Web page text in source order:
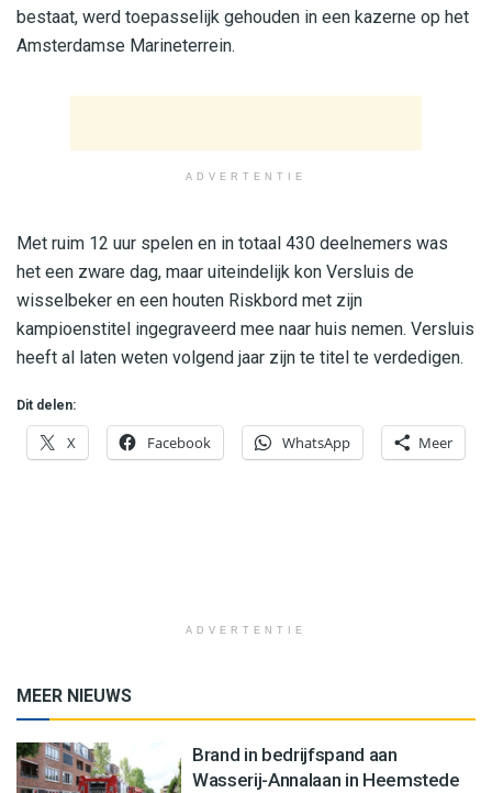
bestaat, werd toepasselijk gehouden in een kazerne op het
Amsterdamse Marineterrein.
ADVERTENTIE
Met ruim 12 uur spelen en in totaal 430 deelnemers was
het een zware dag, maar uiteindelijk kon Versluis de
wisselbeker en een houten Riskbord met zijn
kampioenstitel ingegraveerd mee naar huis nemen. Versluis
heeft al laten weten volgend jaar zijn te titel te verdedigen.
Dit delen:
X Facebook WhatsApp Meer
ADVERTENTIE
MEER NIEUWS
Brand in bedrijfspand aan
Wasserij-Annalaan in Heemstede